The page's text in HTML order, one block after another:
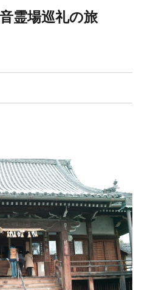
霊場巡礼の旅